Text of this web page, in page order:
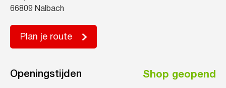
66809 Nalbach
Plan je route
Openingstijden Shop geopend